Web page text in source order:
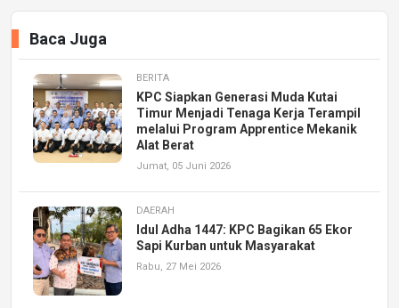
Baca Juga
BERITA
KPC Siapkan Generasi Muda Kutai
Timur Menjadi Tenaga Kerja Terampil
melalui Program Apprentice Mekanik
Alat Berat
Jumat, 05 Juni 2026
DAERAH
Idul Adha 1447: KPC Bagikan 65 Ekor
Sapi Kurban untuk Masyarakat
Rabu, 27 Mei 2026